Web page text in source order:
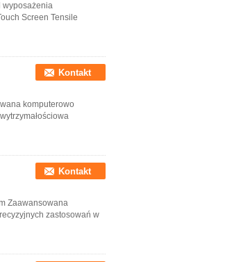
wyposażenia
Screen Tensile
Kontakt
komputerowo
Kontakt
Zaawansowana
zastosowań w